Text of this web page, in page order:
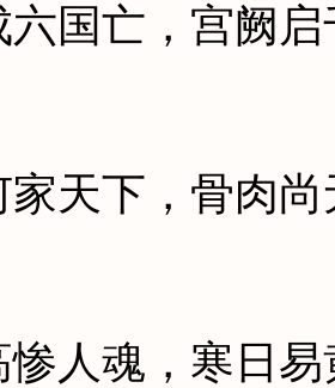
亡，宫阙启
下，骨肉尚
魂，寒日易